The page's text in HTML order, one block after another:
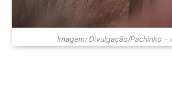
Imagem: Divulgação/Pachinko -